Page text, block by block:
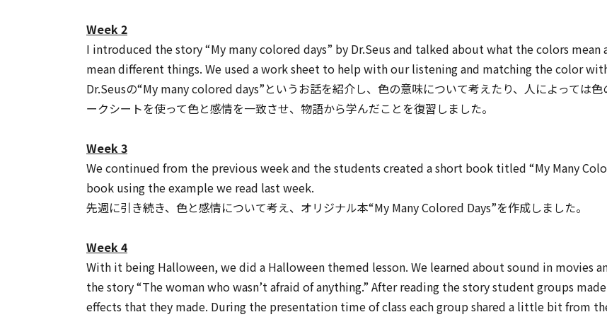
Week 2
I introduced the story “My many colored days” by Dr.Seus and talked about what the colors
mean different things. We used a work sheet to help with our listening and matching the color
Dr.Seusの“My many colored days”というお話を紹介し、色の意味について考えたり、人によっては
ークシートを使って色と感情を一致させ、物語から学んだことを復習しました。
Week 3
We continued from the previous week and the students created a short book titled “My Many
book using the example we read last week.
先週に引き続き、色と感情について考え、オリジナル本“My Many Colored Days”を作成しました。
Week 4
With it being Halloween, we did a Halloween themed lesson. We learned about sound in movies
the story “The woman who wasn’t afraid of anything.” After reading the story student groups
effects that they made. During the presentation time of class each group shared a little bit from